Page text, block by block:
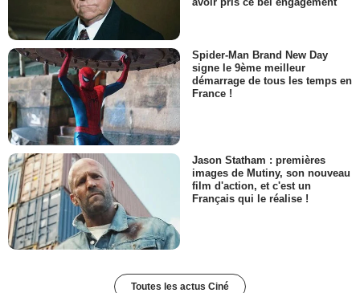
Spider-Man Brand New Day
signe le 9ème meilleur
démarrage de tous les temps en
France !
Jason Statham : premières
images de Mutiny, son nouveau
film d'action, et c'est un
Français qui le réalise !
Toutes les actus Ciné